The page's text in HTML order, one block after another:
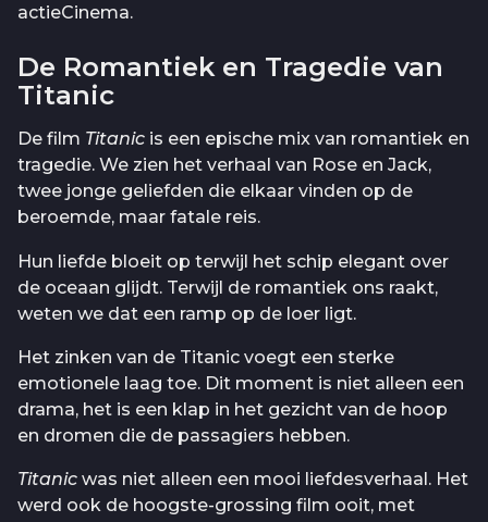
actieCinema.
De Romantiek en Tragedie van
Titanic
De film Titanic is een epische mix van romantiek en
tragedie. We zien het verhaal van Rose en Jack,
twee jonge geliefden die elkaar vinden op de
beroemde, maar fatale reis.
Hun liefde bloeit op terwijl het schip elegant over
de oceaan glijdt. Terwijl de romantiek ons raakt,
weten we dat een ramp op de loer ligt.
Het zinken van de Titanic voegt een sterke
emotionele laag toe. Dit moment is niet alleen een
drama, het is een klap in het gezicht van de hoop
en dromen die de passagiers hebben.
Titanic was niet alleen een mooi liefdesverhaal. Het
werd ook de hoogste-grossing film ooit, met